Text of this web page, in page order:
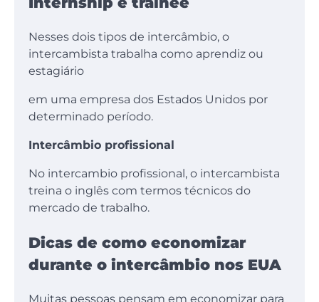
Nesses dois tipos de intercâmbio, o
intercambista trabalha como aprendiz ou
estagiário
em uma empresa dos Estados Unidos por
determinado período.
Intercâmbio profissional
No intercambio profissional, o intercambista
treina o inglês com termos técnicos do
mercado de trabalho.
Dicas de como economizar
durante o intercâmbio nos EUA
Muitas pessoas pensam em economizar para